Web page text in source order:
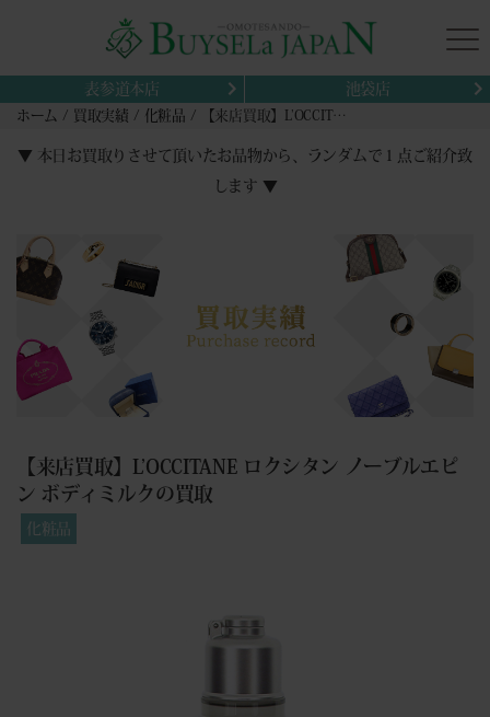
表参道本店 池袋店
ホーム 買取実績 化粧品 【来店買取】L’OCCITANE ロクシタン ノーブルエピン ボディミルクの買取
▼ 本日お買取りさせて頂いたお品物から、ランダムで１点ご紹介致
します ▼
【来店買取】L’OCCITANE ロクシタン ノーブルエピ
ン ボディミルクの買取
化粧品